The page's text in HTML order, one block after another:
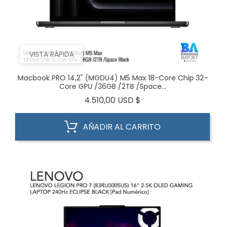
VISTA RÁPIDA
Macbook PRO 14,2" (MGDU4) M5 Max 18-Core Chip 32-
Core GPU /36GB /2TB /Space...
4.510,00 USD $
AÑADIR AL CARRITO